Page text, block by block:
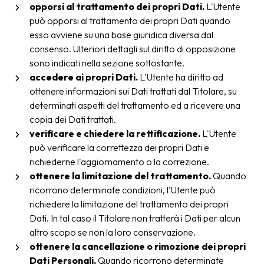
opporsi al trattamento dei propri Dati. L'Utente
può opporsi al trattamento dei propri Dati quando
esso avviene su una base giuridica diversa dal
consenso. Ulteriori dettagli sul diritto di opposizione
sono indicati nella sezione sottostante.
accedere ai propri Dati. L'Utente ha diritto ad
ottenere informazioni sui Dati trattati dal Titolare, su
determinati aspetti del trattamento ed a ricevere una
copia dei Dati trattati.
verificare e chiedere la rettificazione. L'Utente
può verificare la correttezza dei propri Dati e
richiederne l'aggiornamento o la correzione.
ottenere la limitazione del trattamento.Quando
ricorrono determinate condizioni, l'Utente può
richiedere la limitazione del trattamento dei propri
Dati. In tal caso il Titolare non tratterà i Dati per alcun
altro scopo se non la loro conservazione.
ottenere la cancellazione o rimozione dei propri
Dati Personali.Quando ricorrono determinate